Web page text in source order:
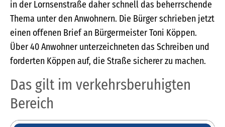
in der Lornsenstraße daher schnell das beherrschende
Thema unter den Anwohnern. Die Bürger schrieben jetzt
einen offenen Brief an Bürgermeister Toni Köppen.
Über 40 Anwohner unterzeichneten das Schreiben und
forderten Köppen auf, die Straße sicherer zu machen.
Das gilt im verkehrsberuhigten
Bereich